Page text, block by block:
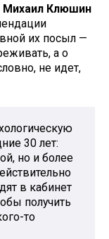
Михаил Клюшин
их посыл —
а о
не идет,
30 лет:
но и более
в кабинет
получить
то